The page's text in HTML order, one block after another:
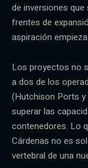
de inversiones
frentes de
aspiración
Los proyectos no
a dos de los
(Hutchison Ports y
superar las
contenedores. Lo
Cárdenas no es
vertebral de una